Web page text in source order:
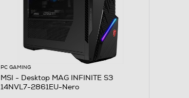
PC GAMING
MSI - Desktop MAG INFINITE S3
14NVL7-2861EU-Nero